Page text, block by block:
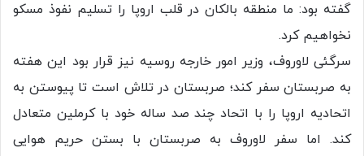
گفته بود: ما منطقه بالکان در قلب اروپا را تسلیم نفوذ مسکو
نخواهیم کرد.
سرگئی لاوروف، وزیر امور خارجه روسیه نیز قرار بود این هفته
به صربستان سفر کند؛ صربستان در تلاش است تا پیوستن به
اتحادیه اروپا را با اتحاد چند صد ساله خود با کرملین متعادل
کند. اما سفر لاوروف به صربستان با بستن حریم هوایی